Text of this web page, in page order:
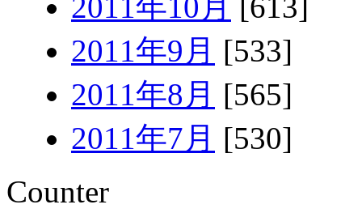
2011年9月 [533]
2011年8月 [565]
2011年7月 [530]
Counter